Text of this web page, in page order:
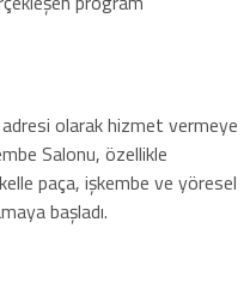
olarak hizmet vermeye
Salonu, özellikle
paça, işkembe ve yöresel
başladı.